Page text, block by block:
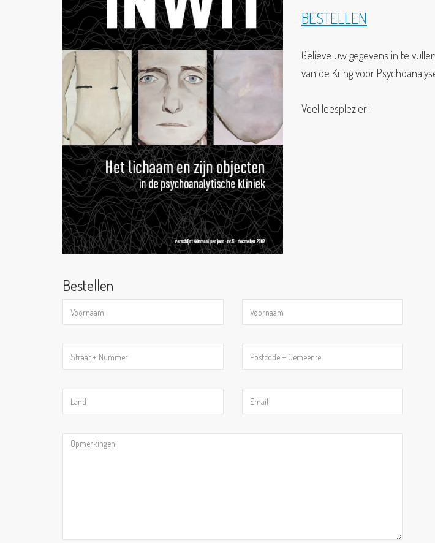
BESTELLEN
Gelieve uw gegevens in te
van de Kring voor
Veel leesplezier!
Bestellen